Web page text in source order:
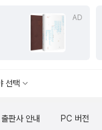
AD
선택
출판사 안내 PC 버전